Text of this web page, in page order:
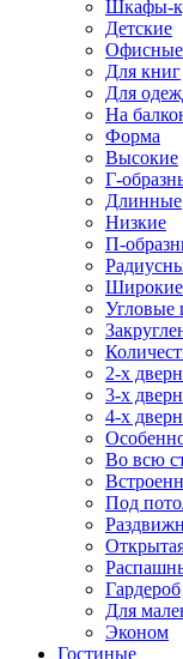
Шкафы-
Детские
Офисные
Для книг
Для
На
Форма
Высокие
Г-
Длинные
Низкие
П-
Широкие
Угловые
2-х
3-х
4-х
Во всю
Под
Гардероб
Для
Эконом
Гостиные